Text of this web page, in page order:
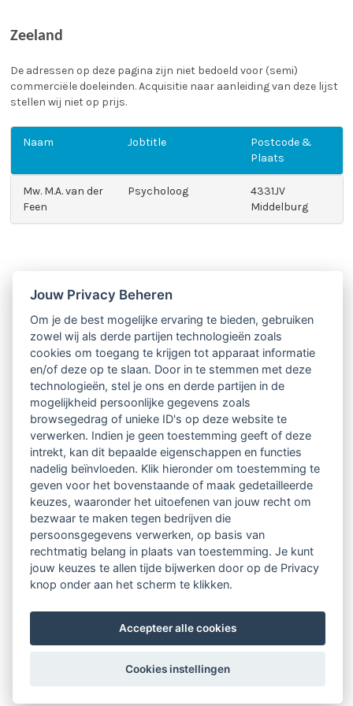
Zeeland
De adressen op deze pagina zijn niet bedoeld voor (semi)
commerciële doeleinden. Acquisitie naar aanleiding van deze lijst
stellen wij niet op prijs.
Naam Jobtitle
Postcode &
Plaats
Mw. M.A. van der
Feen
Psycholoog
4331JV
Middelburg
Jouw Privacy Beheren
Om je de best mogelijke ervaring te bieden, gebruiken
zowel wij als derde partijen technologieën zoals
cookies om toegang te krijgen tot apparaat informatie
en/of deze op te slaan. Door in te stemmen met deze
technologieën, stel je ons en derde partijen in de
mogelijkheid persoonlijke gegevens zoals
browsegedrag of unieke ID's op deze website te
verwerken. Indien je geen toestemming geeft of deze
intrekt, kan dit bepaalde eigenschappen en functies
nadelig beïnvloeden. Klik hieronder om toestemming te
geven voor het bovenstaande of maak gedetailleerde
keuzes, waaronder het uitoefenen van jouw recht om
bezwaar te maken tegen bedrijven die
persoonsgegevens verwerken, op basis van
rechtmatig belang in plaats van toestemming. Je kunt
jouw keuzes te allen tijde bijwerken door op de Privacy
knop onder aan het scherm te klikken.
Accepteer alle cookies
Cookies instellingen